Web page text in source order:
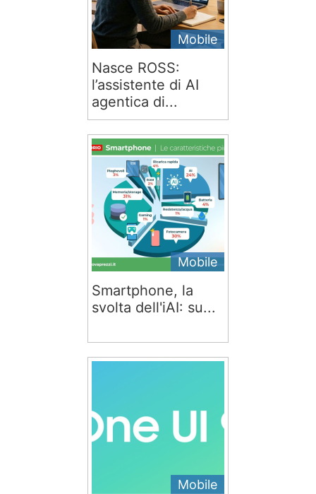
Mobile
Nasce ROSS:
l’assistente di AI
agentica di...
Mobile
Smartphone, la
svolta dell'iAI: su...
Mobile